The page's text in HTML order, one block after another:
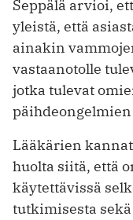
Seppälä arvioi,
yleistä, että
ainakin
vastaanotolle
jotka tulevat
Lääkärien
huolta siitä, että
käytettävissä
tutkimisesta